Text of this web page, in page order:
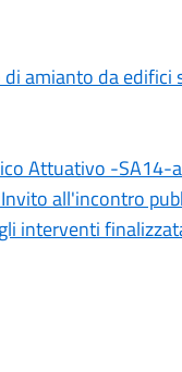
amianto da edifici
Attuativo -SA14-
all'incontro
interventi